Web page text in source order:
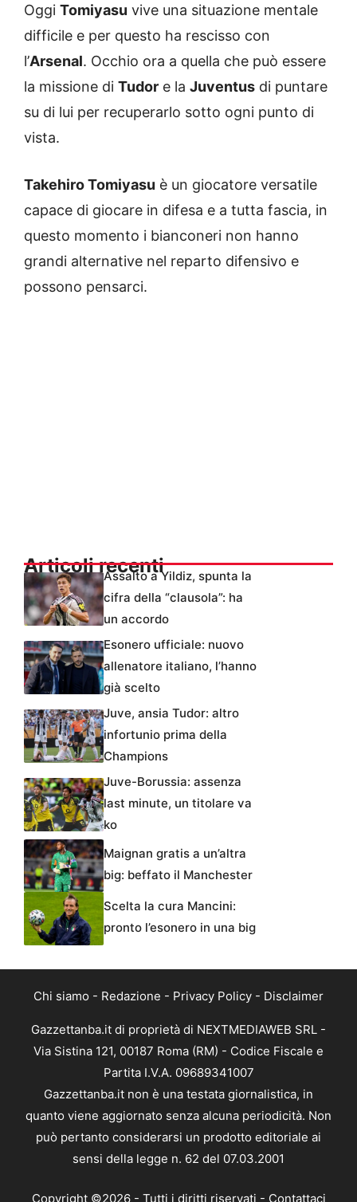
Oggi Tomiyasu vive una situazione mentale
difficile e per questo ha rescisso con
l’Arsenal. Occhio ora a quella che può essere
la missione di Tudor e la Juventus di puntare
su di lui per recuperarlo sotto ogni punto di
vista.
Takehiro Tomiyasu è un giocatore versatile
capace di giocare in difesa e a tutta fascia, in
questo momento i bianconeri non hanno
grandi alternative nel reparto difensivo e
possono pensarci.
Articoli recentiAssalto a Yildiz, spunta la
cifra della “clausola”: ha
un accordo
Esonero ufficiale: nuovo
allenatore italiano, l’hanno
già scelto
Juve, ansia Tudor: altro
infortunio prima della
Champions
Juve-Borussia: assenza
last minute, un titolare va
ko
Maignan gratis a un’altra
big: beffato il Manchester
Scelta la cura Mancini:
pronto l’esonero in una big
Chi siamo - Redazione - Privacy Policy - Disclaimer
Gazzettanba.it di proprietà di NEXTMEDIAWEB SRL -
Via Sistina 121, 00187 Roma (RM) - Codice Fiscale e
Partita I.V.A. 09689341007
Gazzettanba.it non è una testata giornalistica, in
quanto viene aggiornato senza alcuna periodicità. Non
può pertanto considerarsi un prodotto editoriale ai
sensi della legge n. 62 del 07.03.2001
Copyright ©2026 - Tutti i diritti riservati - Contattaci